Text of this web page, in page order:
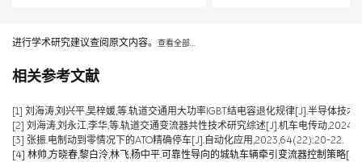
进行学术研究建议查阅原文内容。 查看全部…
相关参考文献
[1] 刘海涛,刘兴平,吴梓媛,等.轨道交通用大功率IGBT结电容退化规律[J].半导体技
[2] 刘海涛,刘永江,李华,等.轨道交通变流器共性技术研究综述[J].机车电传动
[3] 张振.电制动到零情况下的ATO精确停车[J].自动化应用,2023,64(22):20-22.
[4] 林帅,方晓春,黎白泠,林飞,杨中平.可靠性导向的城轨车辆牵引变流器控制策略